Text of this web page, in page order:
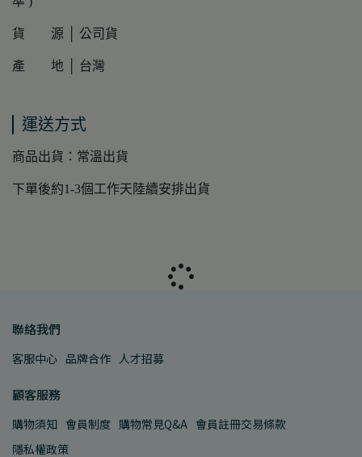
貨 源 │ 公司貨
產 地 │ 台灣
運送方式
商品出貨：常溫出貨
下單後約1-3個工作天陸續安排出貨
聯絡我們
客服中心 品牌合作 人才招募
顧客服務
購物須知 會員制度 購物常見Q&A 會員註冊交易條款
隱私權政策